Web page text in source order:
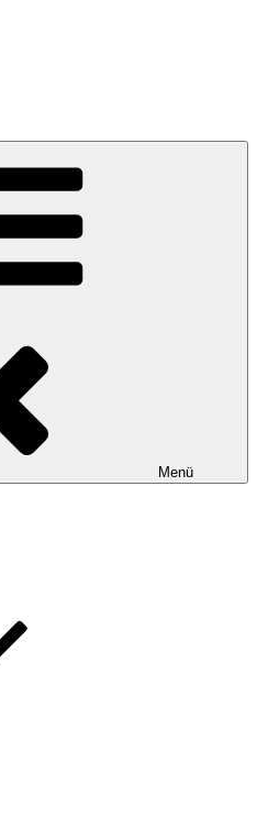
Menü